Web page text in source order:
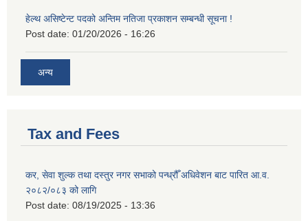
हेल्थ असिष्टेन्ट पदको अन्तिम नतिजा प्रकाशन सम्बन्धी सूचना !
Post date: 01/20/2026 - 16:26
अन्य
Tax and Fees
कर, सेवा शुल्क तथा दस्तुर नगर सभाको पन्ध्रौँ अधिवेशन बाट पारित आ.व.
२०८२/०८३ को लागि
Post date: 08/19/2025 - 13:36